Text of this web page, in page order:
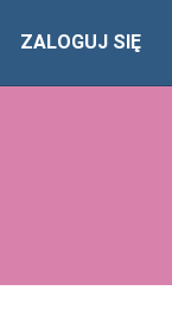
ZALOGUJ SIĘ